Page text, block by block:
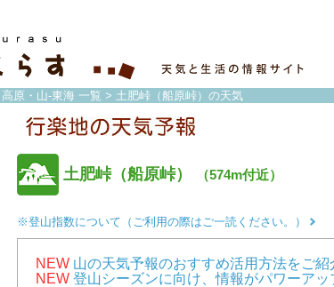
高原・山-東海 一覧 > 土肥峠（船原峠）の天気
土肥峠（船原峠） （574m付近）
※登山指数について（ご利用の際はご一読ください。）
NEW 山の天気予報のおすすめ活用方法をご紹
NEW 登山シーズンに向け、情報がパワーアッ